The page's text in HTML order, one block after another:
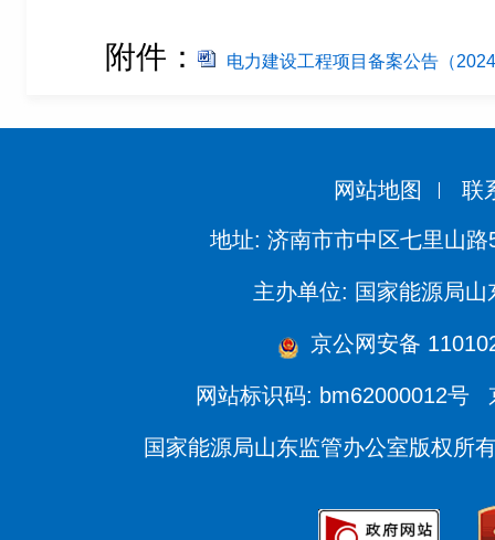
附件： 电力建设工程项目备案公告（
网站地图 联
地址: 济南市市中区七里山路
主办单位: 国家能源局山
京公网安备
网站标识码: bm62000012号
国家能源局山东监管办公室版权所